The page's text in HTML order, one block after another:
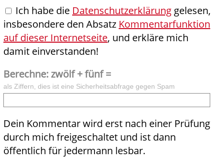
Ich habe die Datenschutzerklärung gelesen,
insbesondere den Absatz Kommentarfunktion
auf dieser Internetseite, und erkläre mich
damit einverstanden!
Berechne: zwölf + fünf =
als Ziffern, dies ist eine Sicherheitsabfrage gegen Spam
Dein Kommentar wird erst nach einer Prüfung
durch mich freigeschaltet und ist dann
öffentlich für jedermann lesbar.